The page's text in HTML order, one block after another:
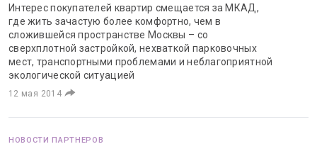
Интерес покупателей квартир смещается за МКАД,
где жить зачастую более комфортно, чем в
сложившейся пространстве Москвы – со
сверхплотной застройкой, нехваткой парковочных
мест, транспортными проблемами и неблагоприятной
экологической ситуацией
12 мая 2014
НОВОСТИ ПАРТНЕРОВ